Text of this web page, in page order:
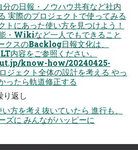
の日報・ノウハウ共有など社内
実際のプロジェクトで使ってみる
トにあった使い方を見つけよう！
・Wikiなど一人でもできること
クスのBacklog日報文化は、
内容をご参照ください。
know-how/20240425-
ジェクト全体の設計を考える やっ
ったら軌道修正する
り返し
方を考え抜いていたら 進行も、
ズに みんながハッピーに